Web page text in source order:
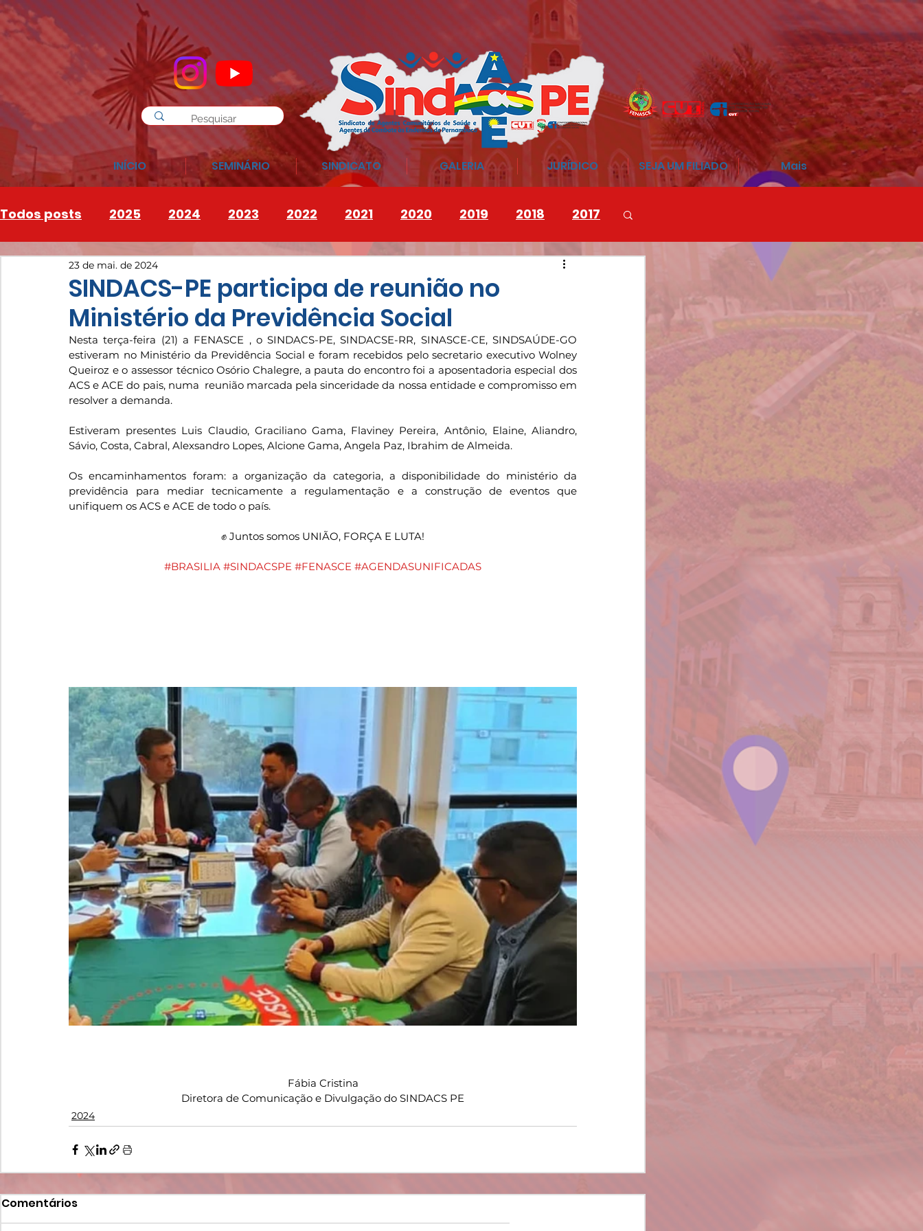
INÍCIO SEMINÁRIO SINDICATO GALERIA JURÍDICO SEJA UM FILIADO Mais
Todos posts 2025 2024 2023 2022 2021 2020 2019 2018 2017
INSTAGRAM 2026
SINDACS-PE participa de reunião no
Ministério da Previdência Social
23 de mai. de 2024
Nesta terça-feira (21) a FENASCE , o SINDACS-PE, SINDACSE-RR, SINASCE-CE, SINDSAÚDE-GO
estiveram no Ministério da Previdência Social e foram recebidos pelo secretario executivo Wolney
Queiroz e o assessor técnico Osório Chalegre, a pauta do encontro foi a aposentadoria especial dos
ACS e ACE do pais, numa  reunião marcada pela sinceridade da nossa entidade e compromisso em
resolver a demanda.
Estiveram presentes Luis Claudio, Graciliano Gama, Flaviney Pereira, Antônio, Elaine, Aliandro,
Sávio, Costa, Cabral, Alexsandro Lopes, Alcione Gama, Angela Paz, Ibrahim de Almeida.
Os encaminhamentos foram: a organização da categoria, a disponibilidade do ministério da
previdência para mediar tecnicamente a regulamentação e a construção de eventos que
unifiquem os ACS e ACE de todo o país.
✊ Juntos somos UNIÃO, FORÇA E LUTA!
#BRASILIA #SINDACSPE #FENASCE #AGENDASUNIFICADAS
Fábia Cristina
Diretora de Comunicação e Divulgação do SINDACS PE
2024
Comentários